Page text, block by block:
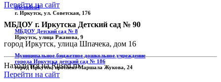
Перейти на сайт
МБДОУ г. Иркутска Детский сад № 90
город Иркутск, улица Шпачека, дом 16
Находится на Rused.ru
Перейти на сайт
irk-mdou4
г. Иркутск, ул. Советская, 176
МБДОУ Детский сад № 8
Иркутск, улица Ржанова, 9
Муниципальное бюджетное дошкольное учреждение
города Иркутска детский сад № 186
город Иркутск, проспект Маршала Жукова, 24